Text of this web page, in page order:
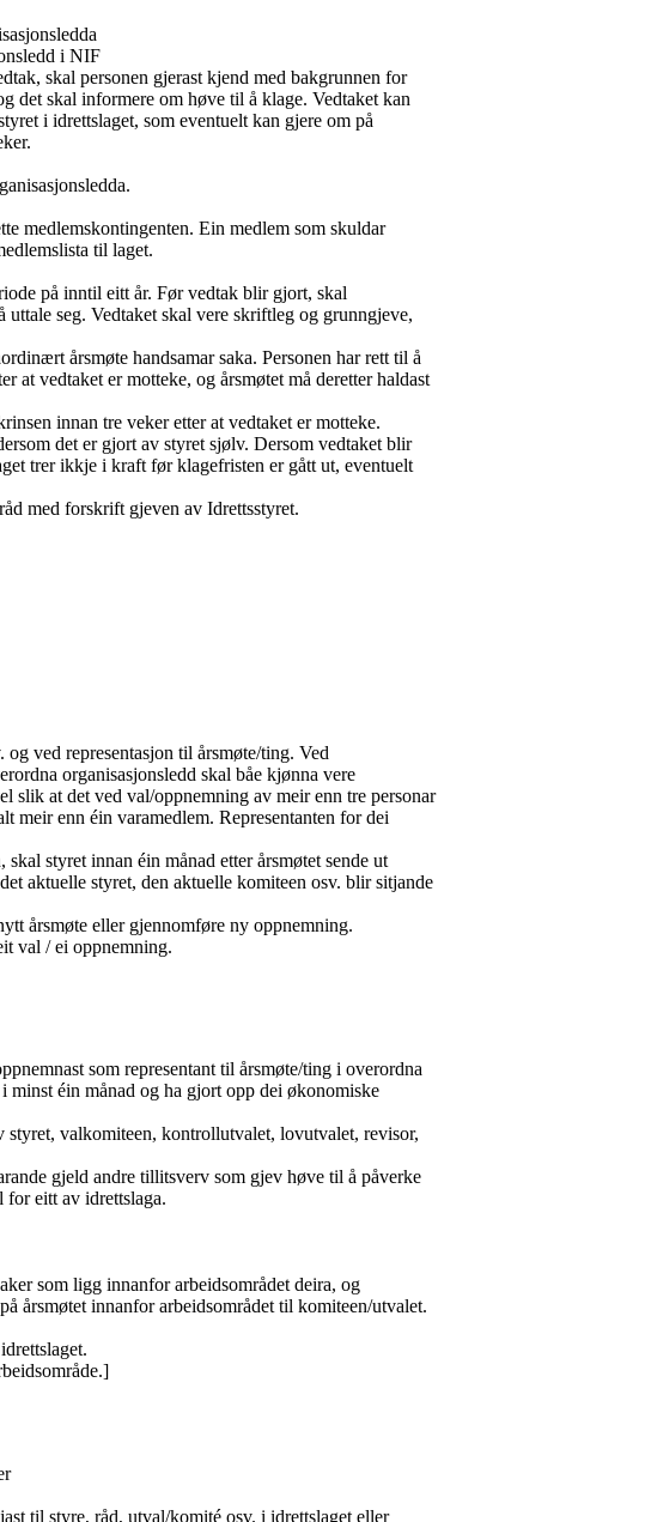
i NIF
skal personen gjerast kjend med bakgrunnen for
det skal informere om høve til å klage. Vedtaket kan
i idrettslaget, som eventuelt kan gjere om på
medlemskontingenten. Ein medlem som skuldar
til laget.
på inntil eitt år. Før vedtak blir gjort, skal
seg. Vedtaket skal vere skriftleg og grunngjeve,
årsmøte handsamar saka. Personen har rett til å
at vedtaket er motteke, og årsmøtet må deretter haldast
innan tre veker etter at vedtaket er motteke.
det er gjort av styret sjølv. Dersom vedtaket blir
trer ikkje i kraft før klagefristen er gått ut, eventuelt
med forskrift gjeven av Idrettsstyret.
ved representasjon til årsmøte/ting. Ved
organisasjonsledd skal båe kjønna vere
slik at det ved val/oppnemning av meir enn tre personar
meir enn éin varamedlem. Representanten for dei
styret innan éin månad etter årsmøtet sende ut
aktuelle styret, den aktuelle komiteen osv. blir sitjande
årsmøte eller gjennomføre ny oppnemning.
val / ei oppnemning.
som representant til årsmøte/ting i overordna
minst éin månad og ha gjort opp dei økonomiske
styret, valkomiteen, kontrollutvalet, lovutvalet, revisor,
gjeld andre tillitsverv som gjev høve til å påverke
eitt av idrettslaga.
som ligg innanfor arbeidsområdet deira, og
årsmøtet innanfor arbeidsområdet til komiteen/utvalet.
til styre, råd, utval/komité osv. i idrettslaget eller